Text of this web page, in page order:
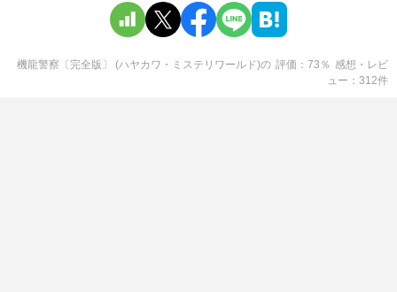
機龍警察〔完全版〕 (ハヤカワ・ミステリワールド)の 評価 73 ％ 感想・レビ
ュー
312件